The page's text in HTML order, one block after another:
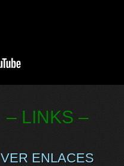
– LINKS –
VER ENLACES